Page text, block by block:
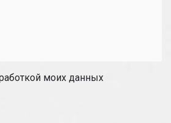
моих данных